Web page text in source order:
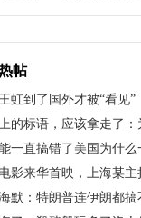
帖
虹到了国外才被“看见”
的标语，应该拿走了：
一直搞错了美国为什么
影来华首映，上海某主
默：特朗普连伊朗都搞